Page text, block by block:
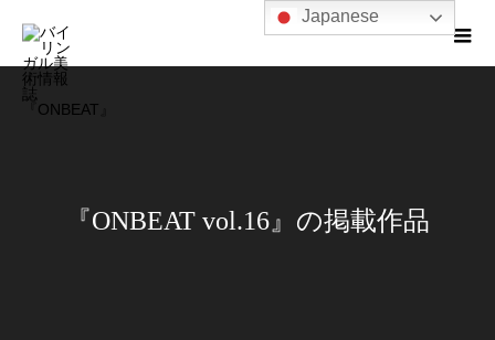
『ONBEAT vol.16』の掲載作品
Japanese